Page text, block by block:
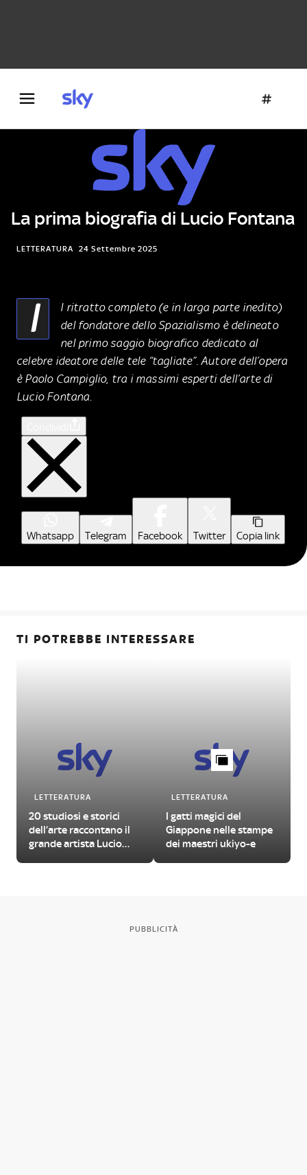
La prima biografia di Lucio Fontana
LETTERATURA 24 Settembre 2025
I
l ritratto completo (e in larga parte inedito)
del fondatore dello Spazialismo è delineato
nel primo saggio biografico dedicato al
celebre ideatore delle tele “tagliate”. Autore dell’opera
è Paolo Campiglio, tra i massimi esperti dell’arte di
Lucio Fontana.
Whatsapp Telegram Facebook Twitter Copia link
TI POTREBBE INTERESSARE
LETTERATURA
20 studiosi e storici
dell’arte raccontano il
grande artista Lucio
LETTERATURA
I gatti magici del
Giappone nelle stampe
dei maestri ukiyo-e
PUBBLICITÀ